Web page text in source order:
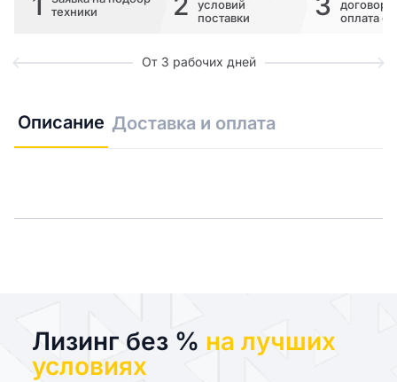
техники
условий
поставки
договора
оплата
От 3 рабочих дней
Описание Доставка и оплата
Лизинг без % на лучших
условиях